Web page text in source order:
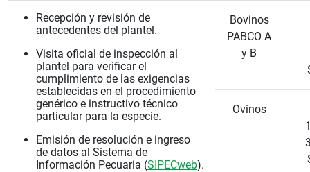
Recepción y revisión de
antecedentes del plantel.
Visita oficial de inspección al
plantel para verificar el
cumplimiento de las exigencias
establecidas en el procedimiento
genérico e instructivo técnico
particular para la especie.
Emisión de resolución e ingreso
de datos al Sistema de
Información Pecuaria (SIPECweb).
Bovinos
PABCO A
y B
Ovinos